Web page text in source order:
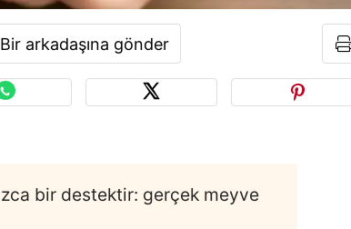
Bir arkadaşına gönder
bir destektir: gerçek meyve